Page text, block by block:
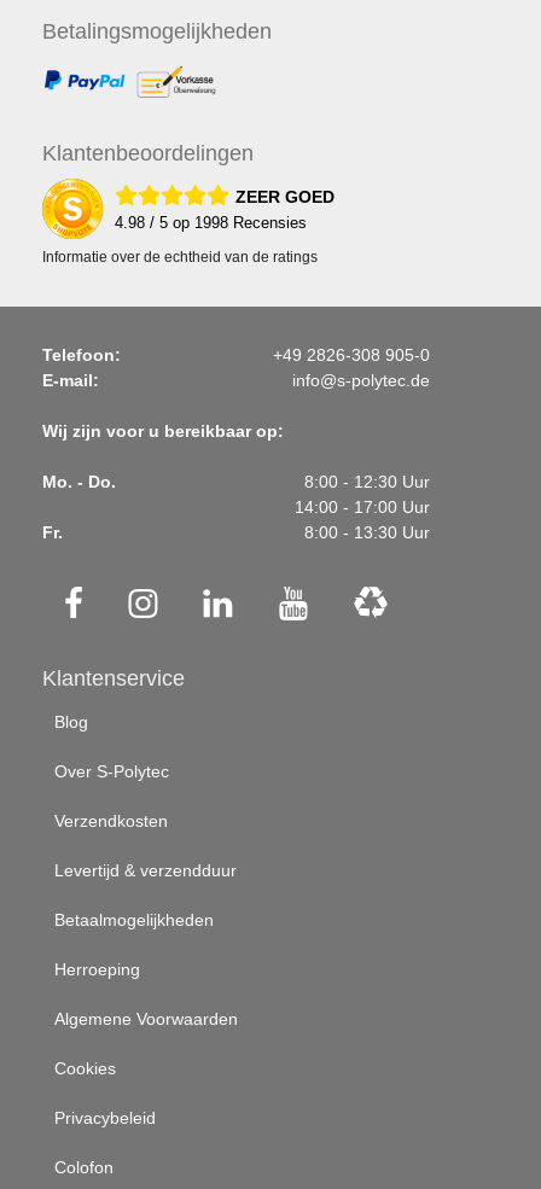
Betalingsmogelijkheden
Klantenbeoordelingen
ZEER GOED
4.98 / 5 op 1998 Recensies
Informatie over de echtheid van de ratings
Telefoon:
+49 2826-308 905-0
E-mail:
info@s-polytec.de
Wij zijn voor u bereikbaar op:
Mo. - Do.
8:00 - 12:30 Uur
14:00 - 17:00 Uur
Fr.
8:00 - 13:30 Uur
Klantenservice
Blog
Over S-Polytec
Verzendkosten
Levertijd & verzendduur
Betaalmogelijkheden
Herroeping
Algemene Voorwaarden
Cookies
Privacybeleid
Colofon